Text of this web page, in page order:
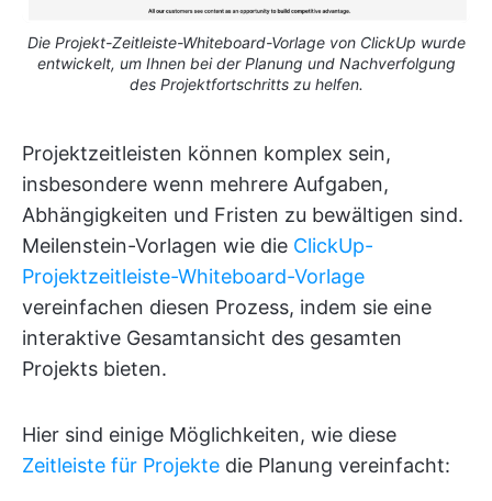
Die Projekt-Zeitleiste-Whiteboard-Vorlage von ClickUp wurde
entwickelt, um Ihnen bei der Planung und Nachverfolgung
des Projektfortschritts zu helfen.
Projektzeitleisten können komplex sein,
insbesondere wenn mehrere Aufgaben,
Abhängigkeiten und Fristen zu bewältigen sind.
Meilenstein-Vorlagen wie die ClickUp-
Projektzeitleiste-Whiteboard-Vorlage
vereinfachen diesen Prozess, indem sie eine
interaktive Gesamtansicht des gesamten
Projekts bieten.
Hier sind einige Möglichkeiten, wie diese
Zeitleiste für Projekte die Planung vereinfacht: